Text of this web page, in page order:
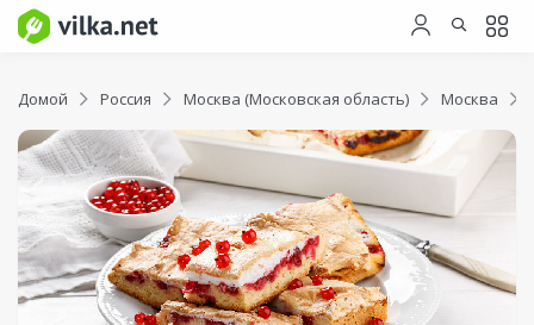
Домой Россия Москва (Московская область) Москва